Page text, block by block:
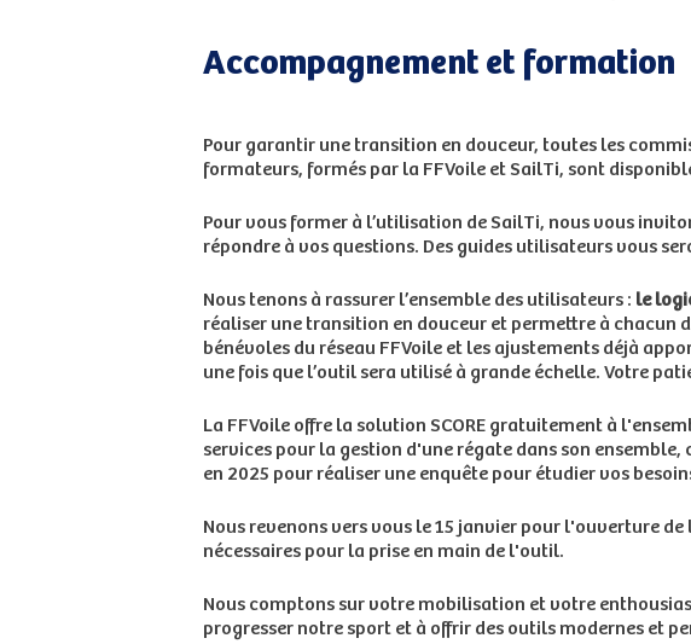
Accompagnement et formation
Pour garantir une transition en douceur, toutes les
formateurs, formés par la FFVoile et SailTi, sont
Pour vous former à l’utilisation de SailTi, nous vous
répondre à vos questions. Des guides utilisateurs vous
Nous tenons à rassurer l’ensemble des utilisateurs : le
réaliser une transition en douceur et permettre à chacun
bénévoles du réseau FFVoile et les ajustements déjà
une fois que l’outil sera utilisé à grande échelle. Votre
La FFVoile offre la solution SCORE gratuitement à
services pour la gestion d'une régate dans son
en 2025 pour réaliser une enquête pour étudier vos
Nous revenons vers vous le 15 janvier pour l'ouverture
nécessaires pour la prise en main de l'outil.
Nous comptons sur votre mobilisation et votre
progresser notre sport et à offrir des outils modernes et